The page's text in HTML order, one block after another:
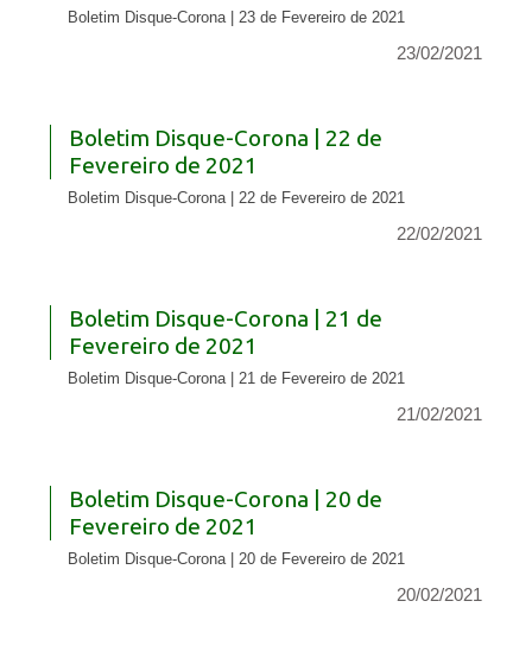
Boletim Disque-Corona | 23 de Fevereiro de 2021
23/02/2021
Boletim Disque-Corona | 22 de
Fevereiro de 2021
Boletim Disque-Corona | 22 de Fevereiro de 2021
22/02/2021
Boletim Disque-Corona | 21 de
Fevereiro de 2021
Boletim Disque-Corona | 21 de Fevereiro de 2021
21/02/2021
Boletim Disque-Corona | 20 de
Fevereiro de 2021
Boletim Disque-Corona | 20 de Fevereiro de 2021
20/02/2021